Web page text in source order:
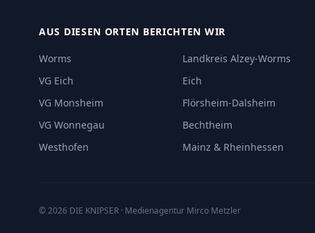
AUS DIESEN ORTEN BERICHTEN WIR
Worms Landkreis Alzey-Worms
VG Eich
Eich
VG Monsheim
Flörsheim-Dalsheim
VG Wonnegau
Bechtheim
Westhofen
Mainz & Rheinhessen
©2026 DIE KNIPSER · Medienagentur Mirco Metzler